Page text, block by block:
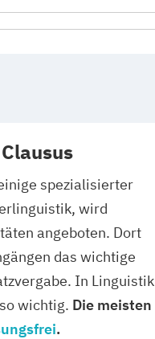
spezialisierter
wird
angeboten. Dort
das wichtige
In Linguistik
wichtig. Die meisten
.